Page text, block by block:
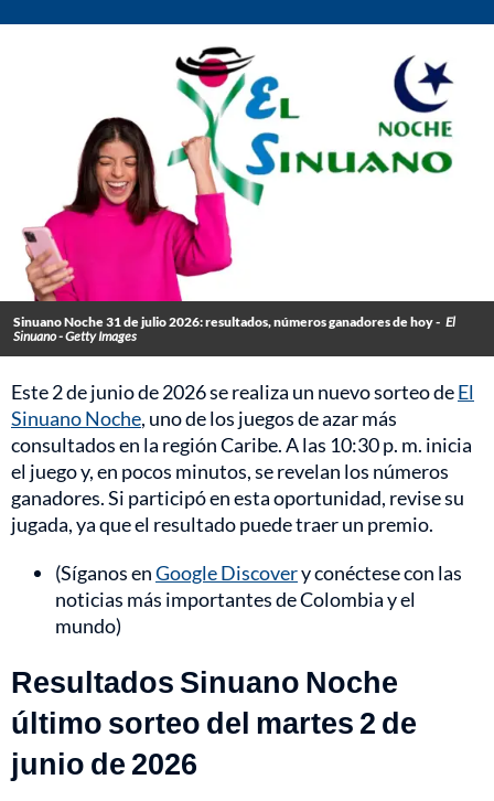
Sinuano Noche 31 de julio 2026: resultados, números ganadores de hoy - El
Sinuano - Getty Images
Este 2 de junio de 2026 se realiza un nuevo sorteo deEl
Sinuano Noche, uno de los juegos de azar más
consultados en la región Caribe. A las 10:30 p. m. inicia
el juego y, en pocos minutos, se revelan los números
ganadores. Si participó en esta oportunidad, revise su
jugada, ya que el resultado puede traer un premio.
(Síganos enGoogle Discovery conéctese con las
noticias más importantes de Colombia y el
mundo)
Resultados Sinuano Noche
último sorteo del martes 2 de
junio de 2026